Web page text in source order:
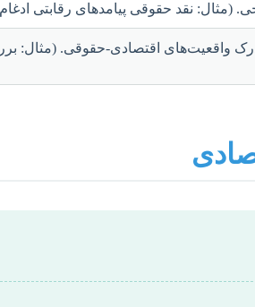
(مثال: نقد حقوقی پیامدهای رقابتی
واقعیت‌های اقتصادی-حقوقی. (مثال: